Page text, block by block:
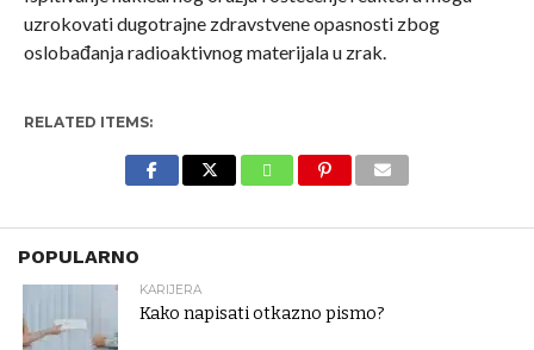
uzrokovati dugotrajne zdravstvene opasnosti zbog
oslobađanja radioaktivnog materijala u zrak.
RELATED ITEMS:
POPULARNO
KARIJERA
Kako napisati otkazno pismo?